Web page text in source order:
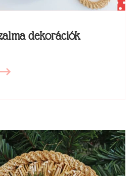
dekorációk